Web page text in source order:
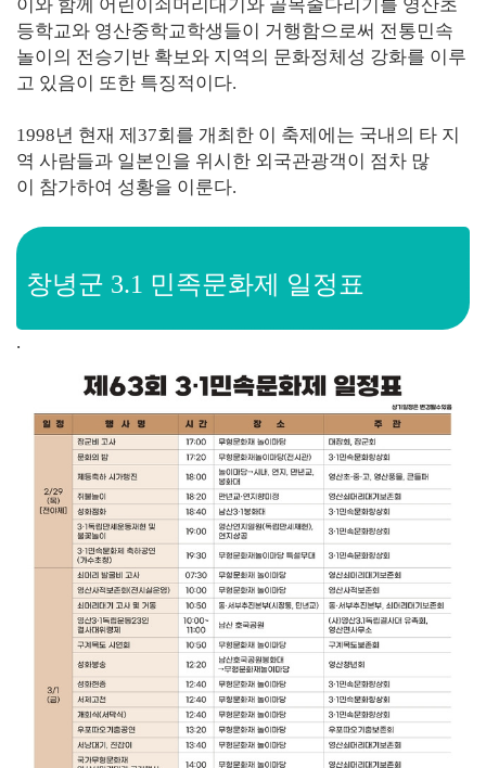
이와 함께 어린이쇠머리대기와 골목줄다리기를 영산초
등학교와 영산중학교학생들이 거행함으로써 전통민속
놀이의 전승기반 확보와 지역의 문화정체성 강화를 이루
고 있음이 또한 특징적이다.
1998년 현재 제37회를 개최한 이 축제에는 국내의 타 지
역 사람들과 일본인을 위시한 외국관광객이 점차 많
이 참가하여 성황을 이룬다.
창녕군 3.1 민족문화제 일정표
.